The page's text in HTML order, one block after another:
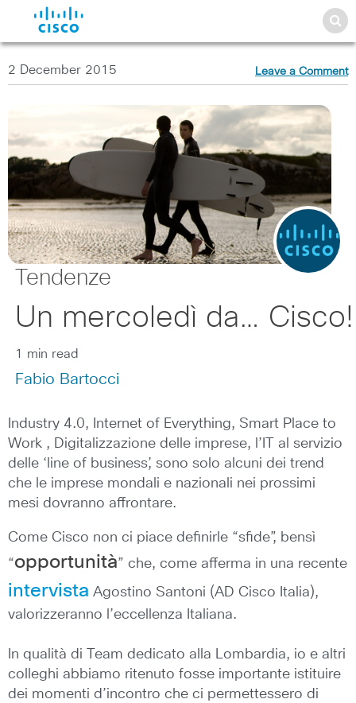
2 December 2015 Leave a Comment
Tendenze
Un mercoledì da… Cisco!
1 min read
Fabio Bartocci
Industry 4.0, Internet of Everything, Smart Place to
Work , Digitalizzazione delle imprese, l’IT al servizio
delle ‘line of business’, sono solo alcuni dei trend
che le imprese mondali e nazionali nei prossimi
mesi dovranno affrontare.
Come Cisco non ci piace definirle “sfide”, bensì
“opportunità” che, come afferma in una recente
intervista Agostino Santoni (AD Cisco Italia),
valorizzeranno l’eccellenza Italiana.
In qualità di Team dedicato alla Lombardia, io e altri
colleghi abbiamo ritenuto fosse importante istituire
dei momenti d’incontro che ci permettessero di